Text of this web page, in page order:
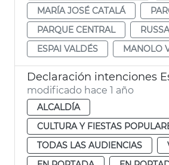
MARÍA JOSÉ CATALÁ
PARQUE CENTRAL
ESPAI VALDÉS
MANOLO
modificado hace 1 año
ALCALDÍA
CULTURA Y FIESTAS
TODAS LAS AUDIENCIAS